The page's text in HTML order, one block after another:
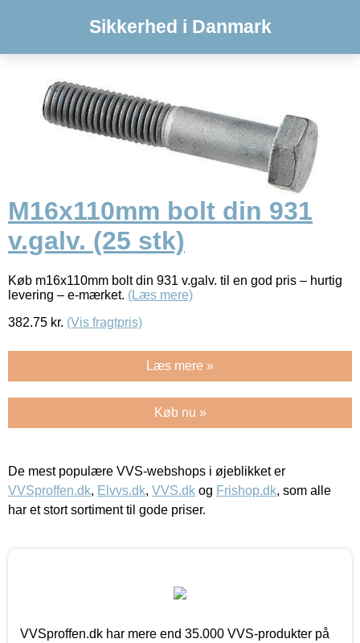
Sikkerhed i Danmark
M16x110mm bolt din 931
v.galv. (25 stk)
Køb m16x110mm bolt din 931 v.galv. til en god pris – hurtig
levering – e-mærket. (Læs mere)
382.75 kr. (Vis fragtpris)
Læs mere »
Køb nu »
De mest populære VVS-webshops i øjeblikket er
VVSproffen.dk, Elvvs.dk, VVS.dk og Frishop.dk, som alle
har et stort sortiment til gode priser.
VVSproffen.dk har mere end 35.000 VVS-produkter på